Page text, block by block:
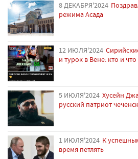
8 ДЕКАБРЯ'2024
режима Асада
12 ИЮЛЯ'2024
и турок в Вене: кто и что
5 ИЮЛЯ'2024 Хусейн
русский патриот
1 ИЮЛЯ'2024 К
время петлять